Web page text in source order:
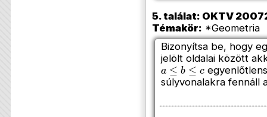
5. találat: OKTV
Témakör: *Geometria
Bizonyítsa be, hogy
jelölt oldalai között
a≤b≤c
súlyvonalakra fennáll